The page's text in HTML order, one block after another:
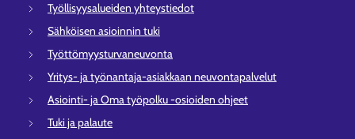
Työllisyysalueiden yhteystiedot
Sähköisen asioinnin tuki
Työttömyysturvaneuvonta
Yritys- ja työnantaja-asiakkaan neuvontapalvelut
Asiointi- ja Oma työpolku -osioiden ohjeet
Tuki ja palaute